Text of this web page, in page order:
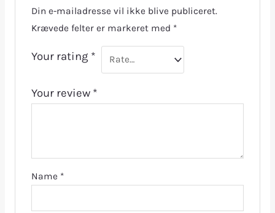
Din e-mailadresse vil ikke blive publiceret.
Krævede felter er markeret med *
Your rating *
Your review *
Name *